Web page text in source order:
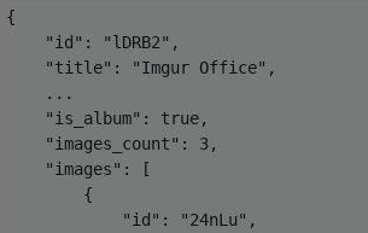
{
"id" : "lDRB2" ,
"title" : "Imgur Office" ,
    ...
"is_album" : true,
"images_count" : 3,
"images" : [
        {
"id" : "24nLu" ,